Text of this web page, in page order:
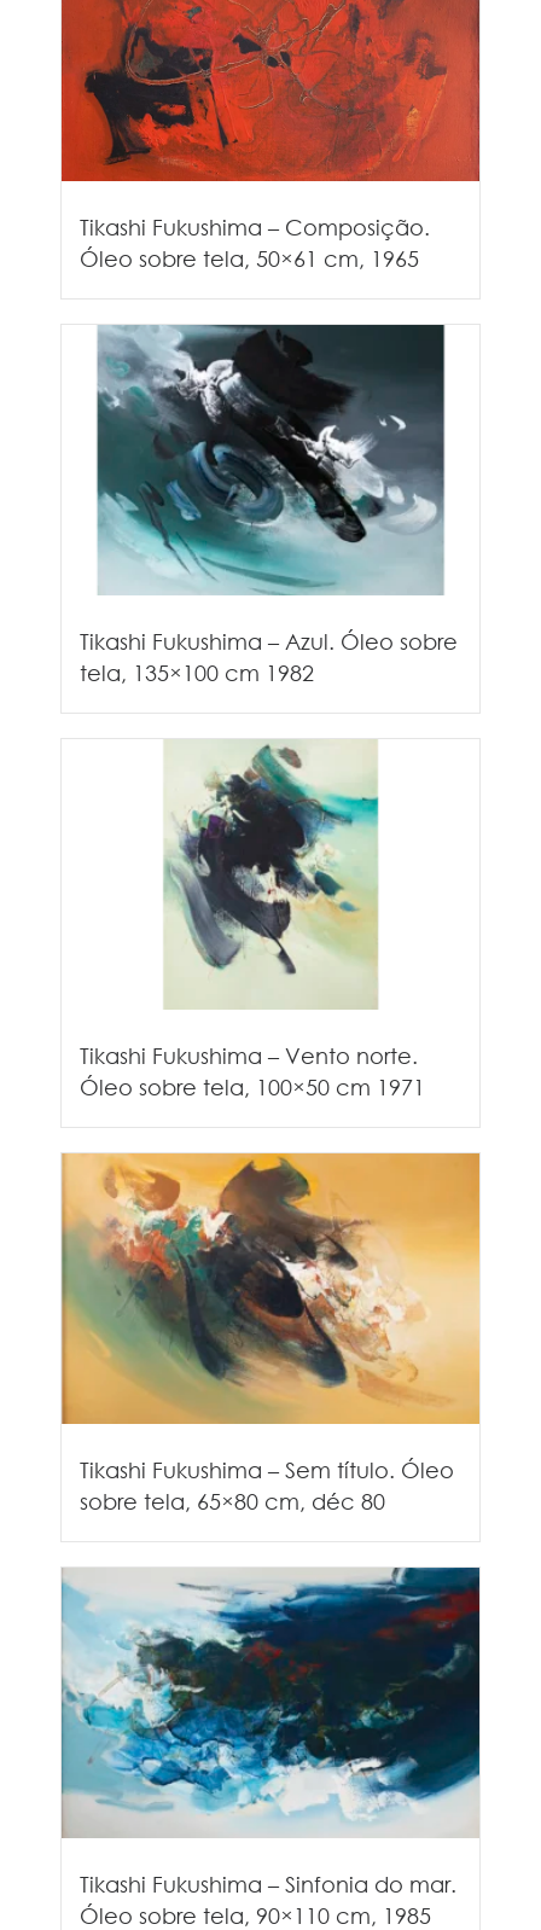
Tikashi Fukushima – Composição.
Óleo sobre tela, 50×61 cm, 1965
Tikashi Fukushima – Azul. Óleo sobre
tela, 135×100 cm 1982
Tikashi Fukushima – Vento norte.
Óleo sobre tela, 100×50 cm 1971
Tikashi Fukushima – Sem título. Óleo
sobre tela, 65×80 cm, déc 80
Tikashi Fukushima – Sinfonia do mar.
Óleo sobre tela, 90×110 cm, 1985